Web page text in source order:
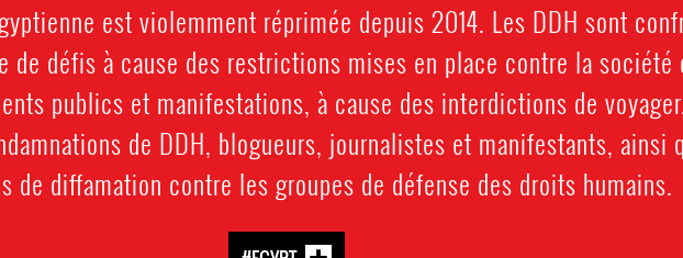
est violemment réprimée depuis 2014. Les DDH sont
de défis à cause des restrictions mises en place contre la
publics et manifestations, à cause des interdictions de
de DDH, blogueurs, journalistes et manifestants, ainsi
de diffamation contre les groupes de défense des droits humains.